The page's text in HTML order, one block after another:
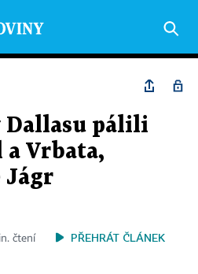
Dallasu pálili
a Vrbata,
Jágr
čtení PŘEHRÁT ČLÁNEK